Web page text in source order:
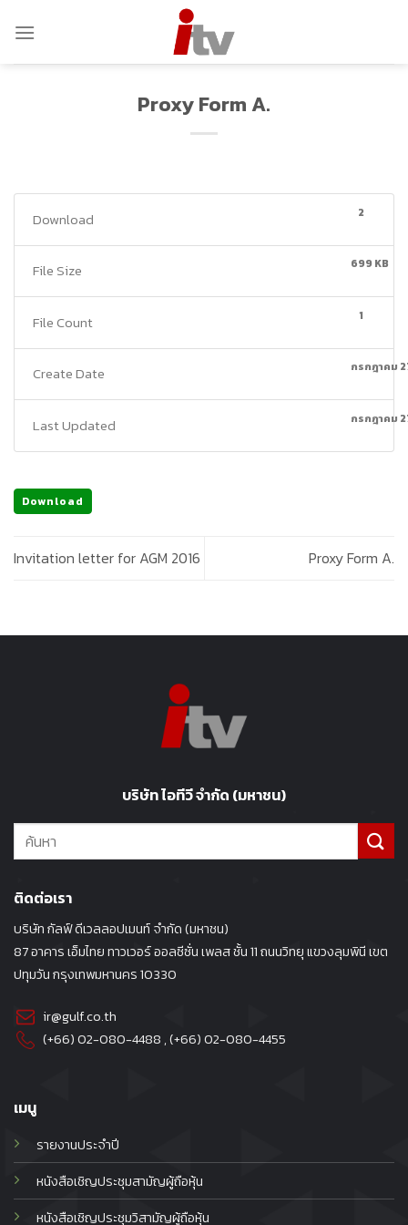
Proxy Form A.
Download 2
File Size 699 KB
File Count 1
Create Date กรกฎาคม
Last Updated กรกฎาคม
Download
Invitation letter for AGM 2016 Proxy Form A.
บริษัท ไอทีวี จำกัด (มหาชน)
เมนู
รายงานประจำปี
หนังสือเชิญประชุมสามัญผู้ถือหุ้น
หนังสือเชิญประชุมวิสามัญผู้ถือหุ้น
ติดต่อเรา
บริษัท กัลฟ์ ดีเวลลอปเมนท์ จำกัด (มหาชน)
87 อาคาร เอ็มไทย ทาวเวอร์ ออลซีซั่น เพลส ชั้น 11 ถนนวิทยุ แขวงลุมพินี เขต
ปทุมวัน กรุงเทพมหานคร 10330
ir@gulf.co.th
(+66) 02-080-4488 , (+66)02-080-4455